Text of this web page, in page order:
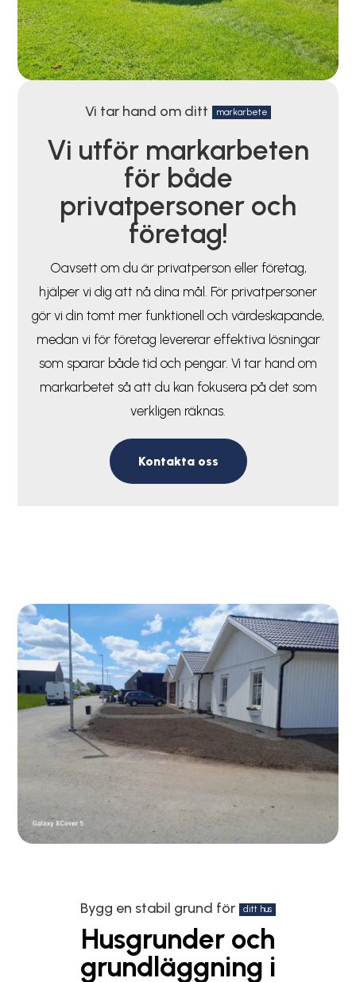
Vi tar hand om ditt markarbete
Vi utför markarbeten
för både
privatpersoner och
företag!
Oavsett om du är privatperson eller företag,
hjälper vi dig att nå dina mål. För privatpersoner
gör vi din tomt mer funktionell och värdeskapande,
medan vi för företag levererar effektiva lösningar
som sparar både tid och pengar. Vi tar hand om
markarbetet så att du kan fokusera på det som
verkligen räknas.
Kontakta oss
Bygg en stabil grund för ditt hus
Husgrunder och
grundläggning i